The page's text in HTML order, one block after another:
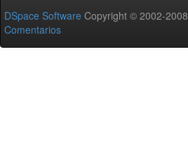
DSpace Software Copyright © 2002-2008
Comentarios